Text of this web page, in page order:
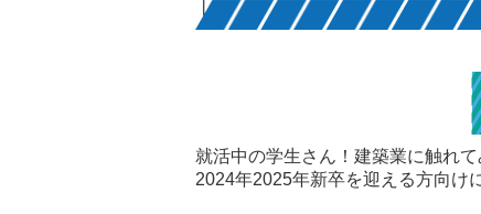
就活中の学生さん！建築業に触れて
2024年2025年新卒を迎える方向け